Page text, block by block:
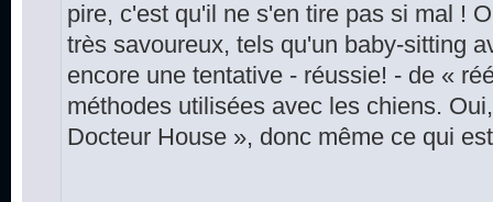
pire, c'est qu'il ne s'en tire pas si mal !
très savoureux, tels qu'un baby-sitting
encore une tentative - réussie! - de «
méthodes utilisées avec les chiens.
Docteur House », donc même ce qui